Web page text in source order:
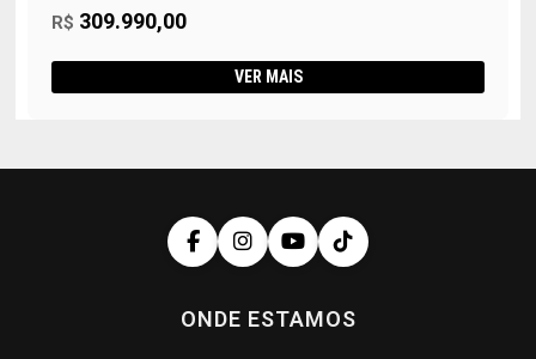
R$ 309.990,00
VER MAIS
ONDE ESTAMOS